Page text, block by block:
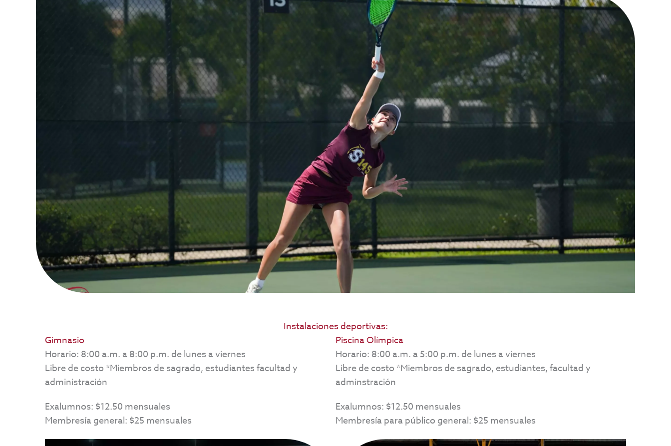
Instalaciones deportivas:
Gimnasio
Horario: 8:00 a.m. a 8:00 p.m. de lunes a viernes
Libre de costo *Miembros de sagrado, estudiantes facultad y
administración
Exalumnos: $12.50 mensuales
Membresía general: $25 mensuales
Piscina Olímpica
Horario: 8:00 a.m. a 5:00 p.m. de lunes a viernes
Libre de costo *Miembros de sagrado, estudiantes, facultad y
adminstración
Exalumnos: $12.50 mensuales
Membresía para público general: $25 mensuales